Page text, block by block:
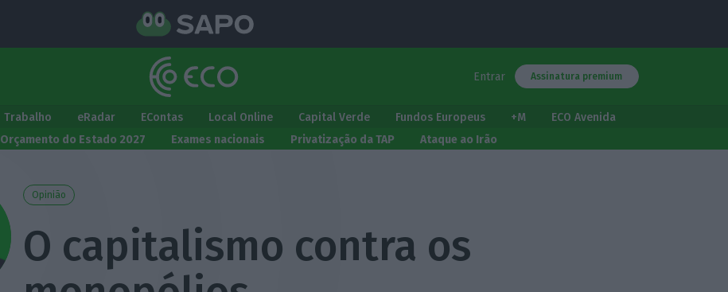
Entrar Assinatura premium
Trabalho eRadar EContas Local Online Capital Verde Fundos Europeus +M
ECO Avenida
Orçamento do Estado 2027 Exames nacionais Privatização da TAP Ataque ao Irão
Opinião
O capitalismo contra os